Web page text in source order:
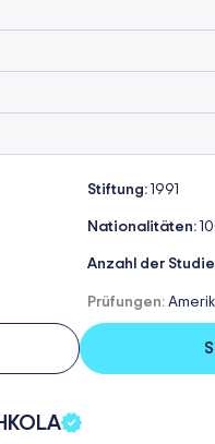
Stiftung: 1991
Nationalitäten:
Anzahl der
Prüfungen: